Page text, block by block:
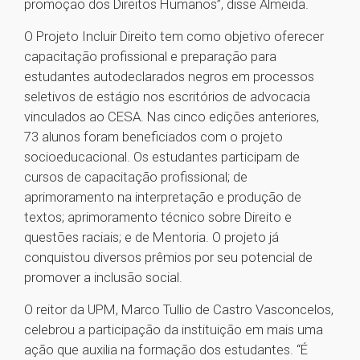
promoção dos Direitos Humanos”, disse Almeida.
O Projeto Incluir Direito tem como objetivo oferecer
capacitação profissional e preparação para
estudantes autodeclarados negros em processos
seletivos de estágio nos escritórios de advocacia
vinculados ao CESA. Nas cinco edições anteriores,
73 alunos foram beneficiados com o projeto
socioeducacional. Os estudantes participam de
cursos de capacitação profissional; de
aprimoramento na interpretação e produção de
textos; aprimoramento técnico sobre Direito e
questões raciais; e de Mentoria. O projeto já
conquistou diversos prêmios por seu potencial de
promover a inclusão social.
O reitor da UPM, Marco Tullio de Castro Vasconcelos,
celebrou a participação da instituição em mais uma
ação que auxilia na formação dos estudantes. “É